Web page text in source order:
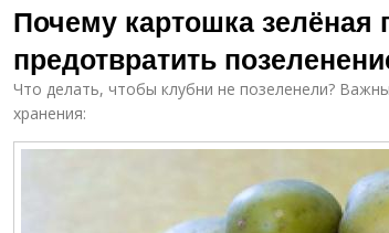
Почему картошка зелёная
предотвратить
Что делать, чтобы клубни не позеленели?
хранения: